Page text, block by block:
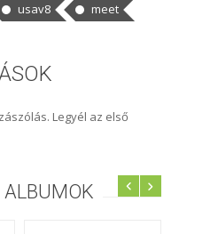
usav8
meet
Legyél az első
ALBUMOK